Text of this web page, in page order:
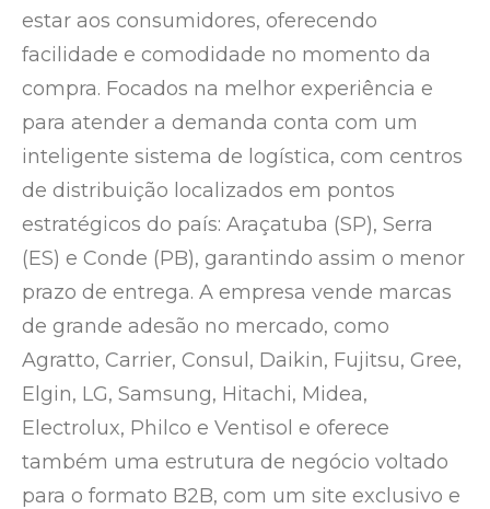
estar aos consumidores, oferecendo
facilidade e comodidade no momento da
compra. Focados na melhor experiência e
para atender a demanda conta com um
inteligente sistema de logística, com centros
de distribuição localizados em pontos
estratégicos do país: Araçatuba (SP), Serra
(ES) e Conde (PB), garantindo assim o menor
prazo de entrega. A empresa vende marcas
de grande adesão no mercado, como
Agratto, Carrier, Consul, Daikin, Fujitsu, Gree,
Elgin, LG, Samsung, Hitachi, Midea,
Electrolux, Philco e Ventisol e oferece
também uma estrutura de negócio voltado
para o formato B2B, com um site exclusivo e